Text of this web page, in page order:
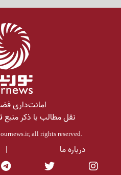
امانت‌داری
نقل مطالب با ذکر منبع
, all rights reserved.
درباره ما |